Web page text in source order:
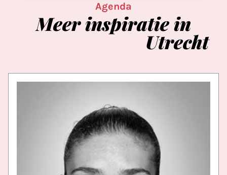
Agenda
Meerinspiratiein
Utrecht